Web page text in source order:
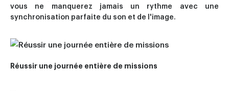
vous ne manquerez jamais un rythme avec une
synchronisation parfaite du son et de l'image.
Réussir une journée entière de missions